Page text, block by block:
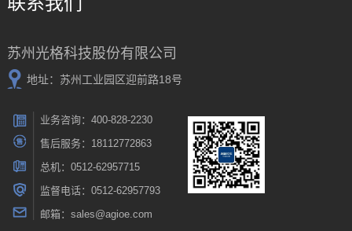
苏州光格科技股份有限公司
地址：苏州工业园区迎前路18号
业务咨询：400-828-2230
售后服务：18112772863
总机：0512-62957715
监督电话：0512-62957793
邮箱：sales@agioe.com